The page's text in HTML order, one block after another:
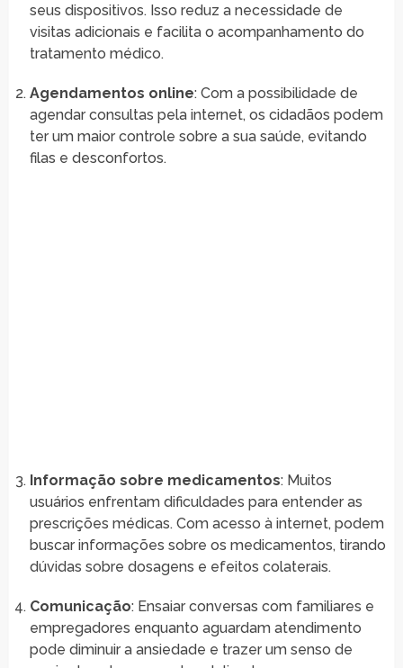
seus dispositivos. Isso reduz a necessidade de
visitas adicionais e facilita o acompanhamento do
tratamento médico.
Agendamentos online: Com a possibilidade de
agendar consultas pela internet, os cidadãos podem
ter um maior controle sobre a sua saúde, evitando
filas e desconfortos.
Informação sobre medicamentos: Muitos
usuários enfrentam dificuldades para entender as
prescrições médicas. Com acesso à internet, podem
buscar informações sobre os medicamentos, tirando
dúvidas sobre dosagens e efeitos colaterais.
Comunicação: Ensaiar conversas com familiares e
empregadores enquanto aguardam atendimento
pode diminuir a ansiedade e trazer um senso de